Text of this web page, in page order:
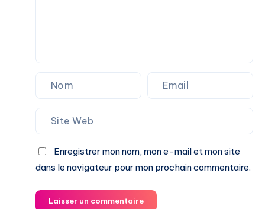
Enregistrer mon nom, mon e-mail et mon site
dans le navigateur pour mon prochain commentaire.
Laisser un commentaire